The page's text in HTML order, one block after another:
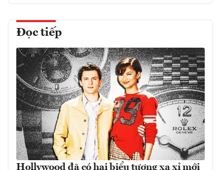
Đọc tiếp
Hollywood đã có hai biểu tượng xa xỉ mới